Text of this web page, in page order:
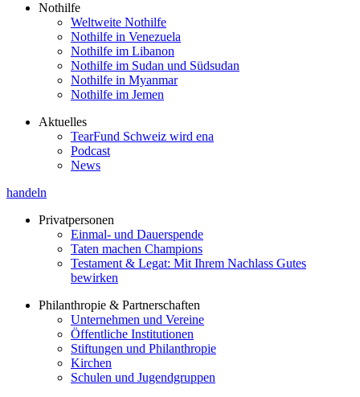
Nothilfe
Weltweite Nothilfe
Nothilfe in Venezuela
Nothilfe im Libanon
Nothilfe im Sudan und Südsudan
Nothilfe in Myanmar
Nothilfe im Jemen
Aktuelles
TearFund Schweiz wird ena
Podcast
News
handeln
Privatpersonen
Einmal- und Dauerspende
Taten machen Champions
Testament & Legat: Mit Ihrem Nachlass Gutes
bewirken
Philanthropie & Partnerschaften
Unternehmen und Vereine
Öffentliche Institutionen
Stiftungen und Philanthropie
Kirchen
Schulen und Jugendgruppen